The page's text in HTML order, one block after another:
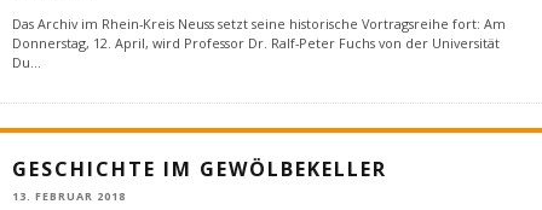
Das Archiv im Rhein-Kreis Neuss setzt seine historische Vortragsreihe fort: Am
Donnerstag, 12. April, wird Professor Dr. Ralf-Peter Fuchs von der Universität
Du...
GESCHICHTE IM GEWÖLBEKELLER
13. FEBRUAR 2018